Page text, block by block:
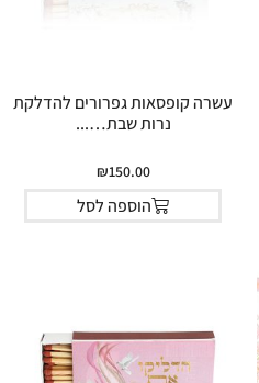
עשרה קופסאות גפרורים להדלקת
נרות שבת…...
₪150.00
הוספה לסל